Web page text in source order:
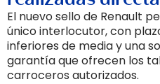
El nuevo sello de Renault
único interlocutor, con
inferiores de media y una
garantía que ofrecen los
carroceros autorizados.